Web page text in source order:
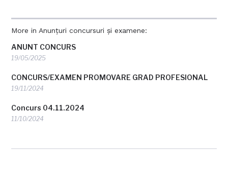
More in Anunțuri concursuri și examene:
ANUNT CONCURS
19/05/2025
CONCURS/EXAMEN PROMOVARE GRAD PROFESIONAL
19/11/2024
Concurs 04.11.2024
11/10/2024